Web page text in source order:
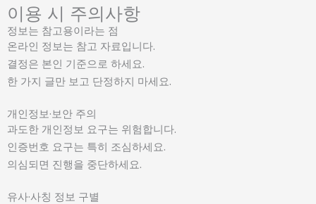
이용 시 주의사항
정보는 참고용이라는 점
온라인 정보는 참고 자료입니다.
결정은 본인 기준으로 하세요.
한 가지 글만 보고 단정하지 마세요.
개인정보·보안 주의
과도한 개인정보 요구는 위험합니다.
인증번호 요구는 특히 조심하세요.
의심되면 진행을 중단하세요.
유사·사칭 정보 구별